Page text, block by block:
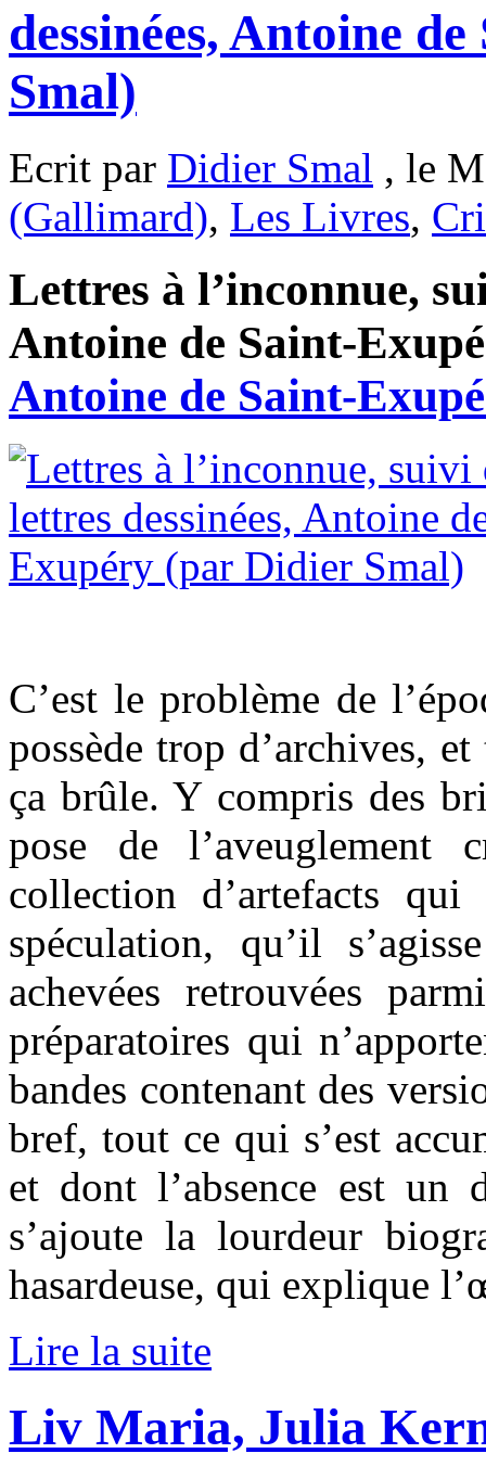
dessinées, Antoine
Smal)
Ecrit par Didier Smal , le
(Gallimard), Les Livres,
Lettres à l’inconnue,
Antoine de Saint-
Antoine de Saint-
C’est le problème de
possède trop d’archives,
ça brûle. Y compris des
pose de l’aveuglement
collection d’artefacts
spéculation, qu’il
achevées retrouvées
préparatoires qui
bandes contenant des
bref, tout ce qui s’est
et dont l’absence est un
s’ajoute la lourdeur
hasardeuse, qui explique
Lire la suite
Liv Maria, Julia